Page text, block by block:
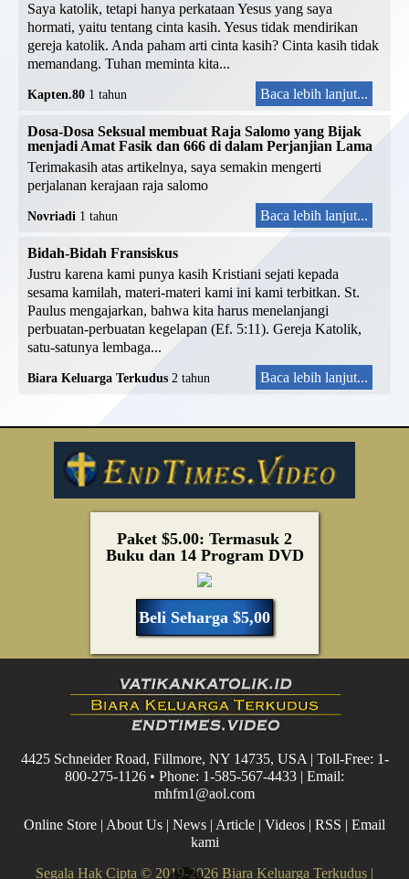
Saya katolik, tetapi hanya perkataan Yesus yang saya
hormati, yaitu tentang cinta kasih. Yesus tidak mendirikan
gereja katolik. Anda paham arti cinta kasih? Cinta kasih tidak
memandang. Tuhan meminta kita...
Kapten.80 1 tahun Baca lebih lanjut...
Dosa-Dosa Seksual membuat Raja Salomo yang Bijak
menjadi Amat Fasik dan 666 di dalam Perjanjian Lama
Terimakasih atas artikelnya, saya semakin mengerti
perjalanan kerajaan raja salomo
Novriadi 1 tahun Baca lebih lanjut...
Bidah-Bidah Fransiskus
Justru karena kami punya kasih Kristiani sejati kepada
sesama kamilah, materi-materi kami ini kami terbitkan. St.
Paulus mengajarkan, bahwa kita harus menelanjangi
perbuatan-perbuatan kegelapan (Ef. 5:11). Gereja Katolik,
satu-satunya lembaga...
Biara Keluarga Terkudus 2 tahun Baca lebih lanjut...
Paket $5.00: Termasuk 2
Buku dan 14 Program DVD
Beli Seharga $5,00
4425 Schneider Road, Fillmore, NY 14735, USA | Toll-Free: 1-
800-275-1126 • Phone: 1-585-567-4433 | Email:
mhfm1@aol.com
Online Store | About Us | News | Article | Videos | RSS | Email
kami
Segala Hak Cipta © 2019-2026 Biara Keluarga Terkudus |